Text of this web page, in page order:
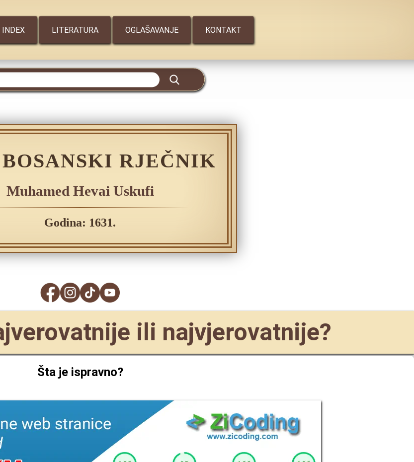
INDEX LITERATURA OGLAŠAVANJE KONTAKT
RJEČNIK
Muhamed Hevai Uskufi
Godina: 1631.
ili najvjerovatnije?
Šta je ispravno?